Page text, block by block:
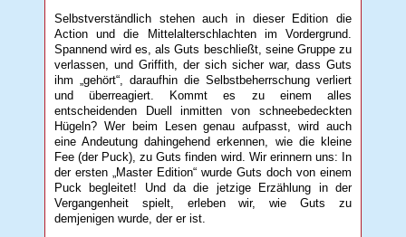
Selbstverständlich stehen auch in dieser Edition die
Action und die Mittelalterschlachten im Vordergrund.
Spannend wird es, als Guts beschließt, seine Gruppe zu
verlassen, und Griffith, der sich sicher war, dass Guts
ihm „gehört“, daraufhin die Selbstbeherrschung verliert
und überreagiert. Kommt es zu einem alles
entscheidenden Duell inmitten von schneebedeckten
Hügeln? Wer beim Lesen genau aufpasst, wird auch
eine Andeutung dahingehend erkennen, wie die kleine
Fee (der Puck), zu Guts finden wird. Wir erinnern uns: In
der ersten „Master Edition“ wurde Guts doch von einem
Puck begleitet! Und da die jetzige Erzählung in der
Vergangenheit spielt, erleben wir, wie Guts zu
demjenigen wurde, der er ist.